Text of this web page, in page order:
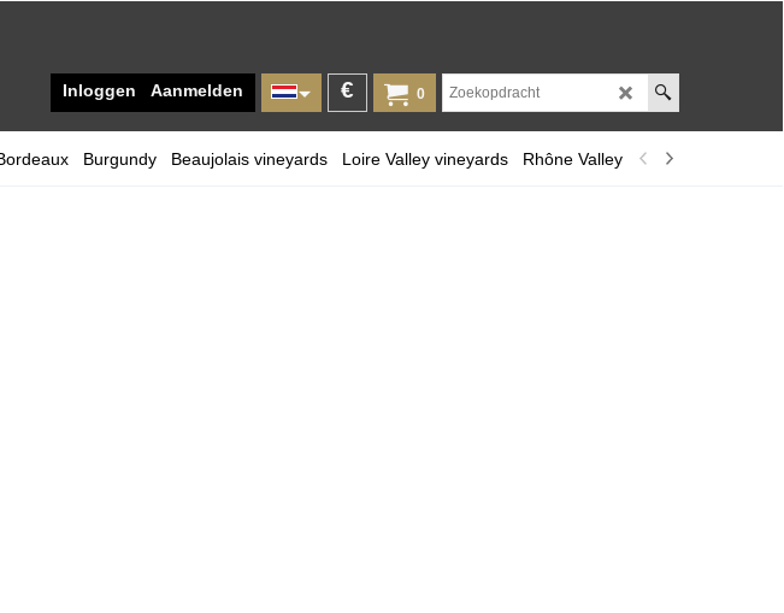
0
€
Inloggen Aanmelden
Burgundy Beaujolais vineyards Loire Valley vineyards Rhône Valley Provence and